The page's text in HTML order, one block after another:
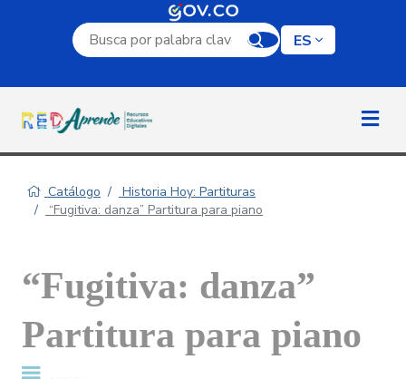
Campo de búsqueda por palabra clave
ES
Catálogo
Historia Hoy: Partituras
“Fugitiva: danza” Partitura para piano
“Fugitiva: danza”
Partitura para piano